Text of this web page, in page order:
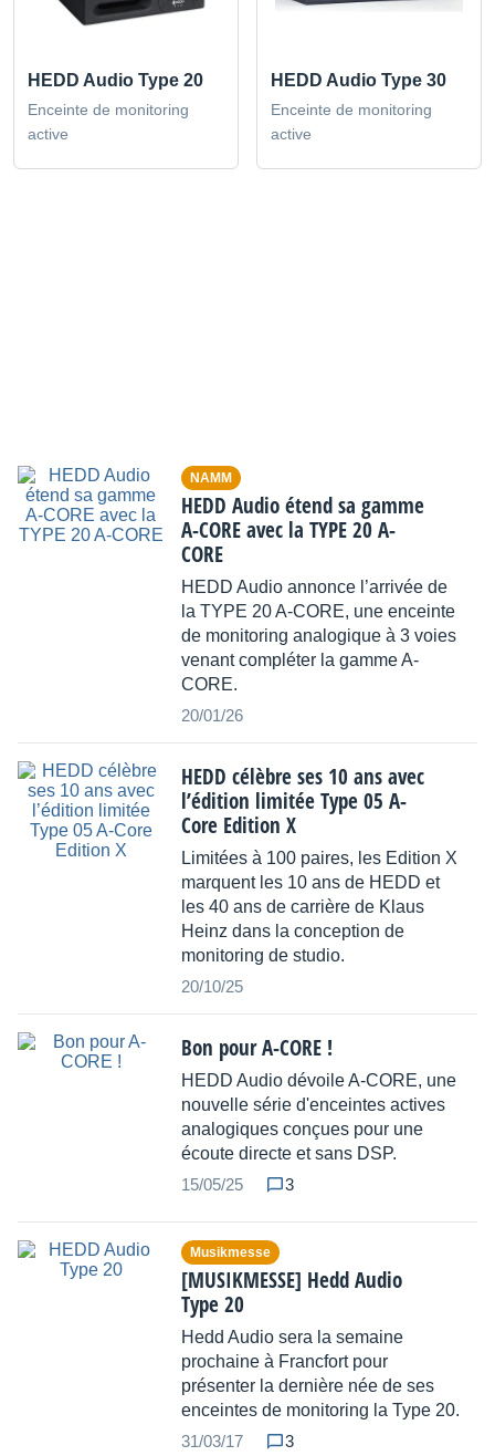
HEDD Audio Type 20
Enceinte de monitoring
active
HEDD Audio Type 30
Enceinte de monitoring
active
NAMM
HEDD Audio étend sa gamme
A-CORE avec la TYPE 20 A-
CORE
HEDD Audio annonce l’arrivée de
la TYPE 20 A-CORE, une enceinte
de monitoring analogique à 3 voies
venant compléter la gamme A-
CORE.
20/01/26
HEDD célèbre ses 10 ans avec
l’édition limitée Type 05 A-
Core Edition X
Limitées à 100 paires, les Edition X
marquent les 10 ans de HEDD et
les 40 ans de carrière de Klaus
Heinz dans la conception de
monitoring de studio.
20/10/25
Bon pour A-CORE !
HEDD Audio dévoile A-CORE, une
nouvelle série d'enceintes actives
analogiques conçues pour une
écoute directe et sans DSP.
15/05/25
3
Musikmesse
[MUSIKMESSE] Hedd Audio
Type 20
Hedd Audio sera la semaine
prochaine à Francfort pour
présenter la dernière née de ses
enceintes de monitoring la Type 20.
31/03/17
3